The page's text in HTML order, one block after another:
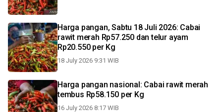
Harga pangan, Sabtu 18 Juli 2026: Cabai
rawit merah Rp57.250 dan telur ayam
Rp20.550 per Kg
18 July 2026 9:31 WIB
Harga pangan nasional: Cabai rawit merah
tembus Rp58.150 per Kg
16 July 2026 8:17 WIB